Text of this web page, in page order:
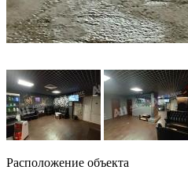
Расположение объекта